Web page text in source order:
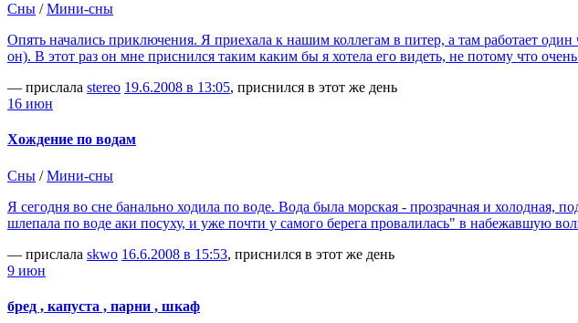
Сны /Мини-сны
Опять начались приключения. Я приехала к нашим коллегам в питер, а там работает
он). В этот раз он мне приснился таким каким бы я хотела его видеть, не потому что
— прислала stereo 19.6.2008 в 13:05, приснился в этот же день
16 июн
Хождение по водам
Сны /Мини-сны
Я сегодня во сне банально ходила по воде. Вода была морская - прозрачная и
шлепала по воде аки посуху, и уже почти у самого берега провалилась" в набежавшую
— прислала skwo 16.6.2008 в 15:53, приснился в этот же день
9 июн
бред , капуста , парни , шкаф